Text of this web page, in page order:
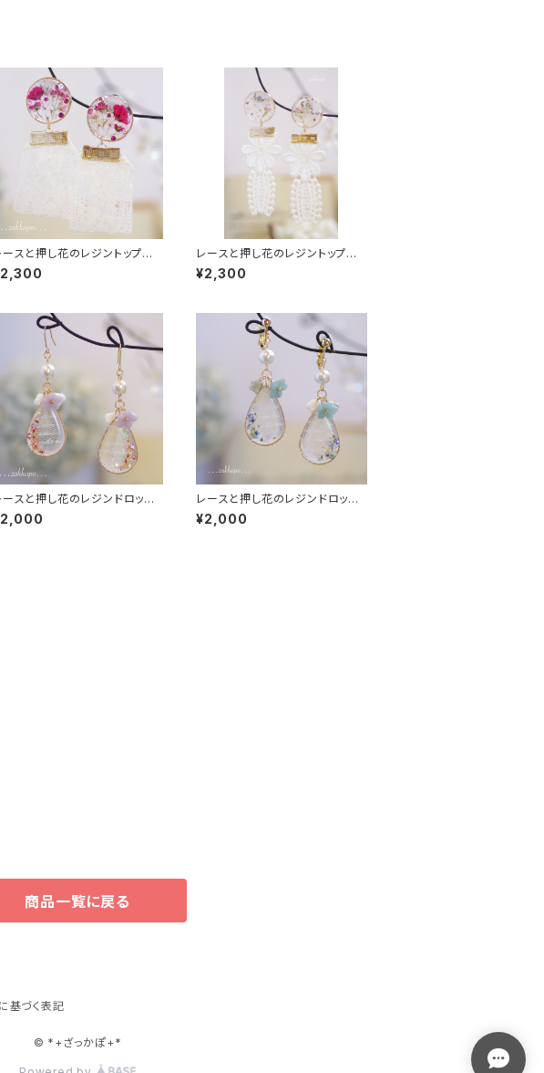
ースと押し花のレジントップピ
レースと押し花のレジントップピ
アス
¥2,300
ースと押し花のレジンドロップ
飾り
レースと押し花のレジンドロップ
耳飾り
¥2,000
商品一覧に戻る
基づく表記
© *+ざっかぽ+*